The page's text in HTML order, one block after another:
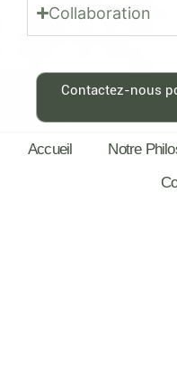
Collaboration
Contactez-nous
Accueil Notre